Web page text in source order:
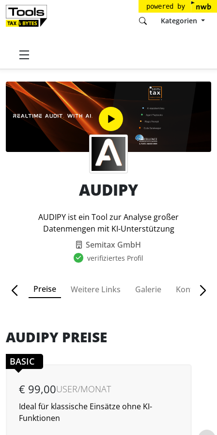
powered by
Kategorien
Startseite
AUDIPY
AUDIPY ist ein Tool zur Analyse großer
Datenmengen mit KI-Unterstützung
Semitax GmbH
verifiziertes Profil
Preise Weitere Links Galerie Kontakt
AUDIPY PREISE
BASIC
€ 99,00USER/MONAT
Ideal für klassische Einsätze ohne KI-
Funktionen